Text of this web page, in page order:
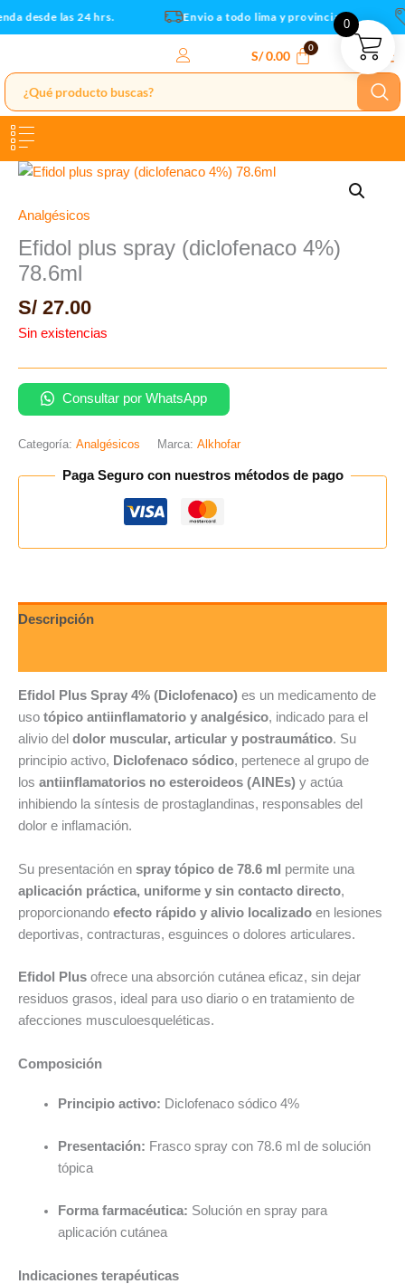
al
desde las 24 hrs. Envio a todo lima y provincias
S/0.00
Analgésicos
Efidol plus spray (diclofenaco 4%)
78.6ml
S/ 27.00
Sin existencias
Consultar por WhatsApp
Categoría: Analgésicos Marca: Alkhofar
Paga Seguro con nuestros métodos de pago
Descripción
Efidol Plus Spray 4% (Diclofenaco) es un medicamento de
uso tópico antiinflamatorio y analgésico, indicado para el
alivio del dolor muscular, articular y postraumático. Su
principio activo, Diclofenaco sódico, pertenece al grupo de
los antiinflamatorios no esteroideos (AINEs) y actúa
inhibiendo la síntesis de prostaglandinas, responsables del
dolor e inflamación.
Su presentación en spray tópico de 78.6 ml permite una
aplicación práctica, uniforme y sin contacto directo,
proporcionando efecto rápido y alivio localizado en lesiones
deportivas, contracturas, esguinces o dolores articulares.
Efidol Plus ofrece una absorción cutánea eficaz, sin dejar
residuos grasos, ideal para uso diario o en tratamiento de
afecciones musculoesqueléticas.
Composición
Principio activo: Diclofenaco sódico 4%
Presentación: Frasco spray con 78.6 ml de solución
tópica
Forma farmacéutica: Solución en spray para
aplicación cutánea
Indicaciones terapéuticas
0